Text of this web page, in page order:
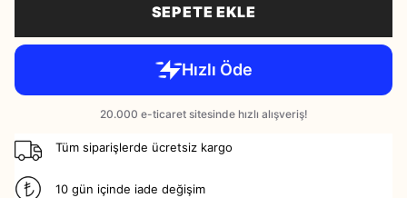
SEPETE EKLE
Tüm siparişlerde ücretsiz kargo
10 gün içinde iade değişim